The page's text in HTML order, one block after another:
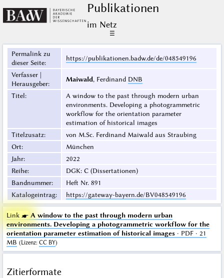
Publikationen
im Netz
☰
Permalink zu
dieser Seite:
https://publikationen.badw.de/de/048549196
Verfasser |
Herausgeber:
Maiwald, Ferdinand DNB
Titel:
A window to the past through modern urban
environments. Developing a photogrammetric
workflow for the orientation parameter
estimation of historical images
Titelzusatz:
von M.Sc. Ferdinand Maiwald aus Straubing
Ort:
München
Jahr:
2022
Reihe:
DGK: C (Dissertationen)
Bandnummer:
Heft Nr. 891
Katalogeintrag: https://gateway-bayern.de/BV048549196
Link ☛ A window to the past through modern urban
environments. Developing a photogrammetric workflow for the
orientation parameter estimation of historical images· PDF · 21
MB (Lizenz: CC BY)
Zitierformate